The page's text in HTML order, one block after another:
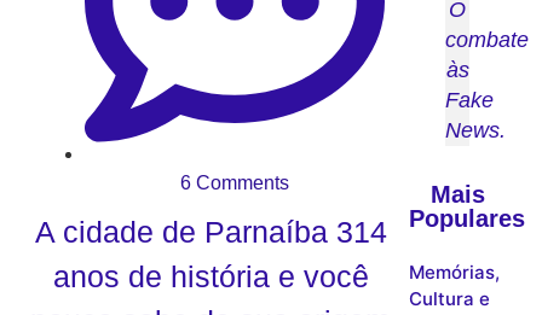
6 Comments
A cidade de Parnaíba 314
anos de história e você
O
combate
às
Fake
News.
Mais
Populares
Memórias,
Cultura e